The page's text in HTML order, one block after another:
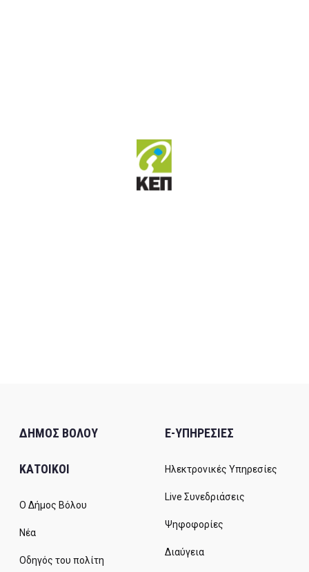
ΔΗΜΟΣ ΒΟΛΟΥ
ΚΑΤΟΙΚΟΙ
Ο Δήμος Βόλου
Νέα
Οδηγός του πολίτη
E-ΥΠΗΡΕΣΙΕΣ
Ηλεκτρονικές Υπηρεσίες
Live Συνεδριάσεις
Ψηφοφορίες
Διαύγεια